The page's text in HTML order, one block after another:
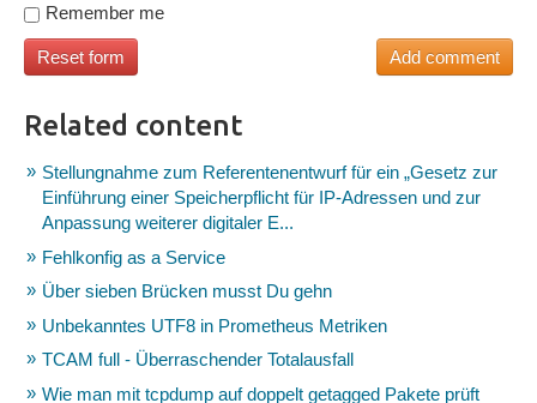
Remember me
Related content
Stellungnahme zum Referentenentwurf für ein „Gesetz zur
Einführung einer Speicherpflicht für IP-Adressen und zur
Anpassung weiterer digitaler E...
Fehlkonfig as a Service
Über sieben Brücken musst Du gehn
Unbekanntes UTF8 in Prometheus Metriken
TCAM full - Überraschender Totalausfall
Wie man mit tcpdump auf doppelt getagged Pakete prüft